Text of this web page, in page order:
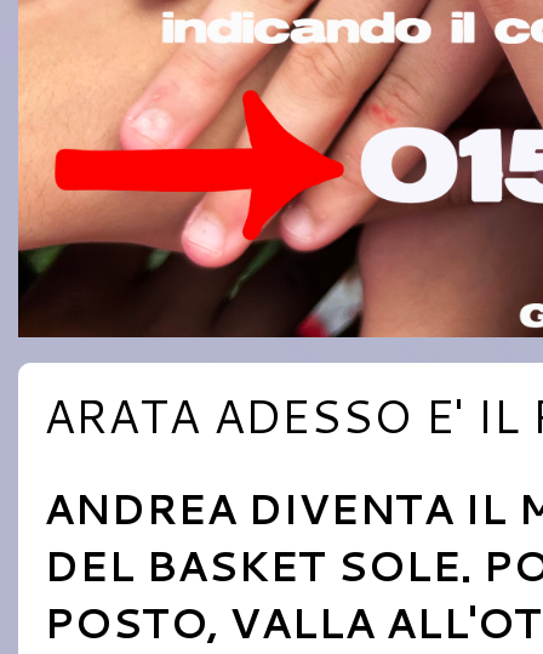
ARATA ADESSO E' IL
ANDREA DIVENTA IL
DEL BASKET SOLE.
POSTO, VALLA